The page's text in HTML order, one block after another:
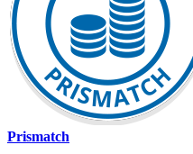
Prismatch